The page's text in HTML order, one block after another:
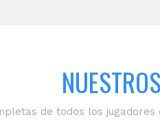
NUESTROS
de todos los